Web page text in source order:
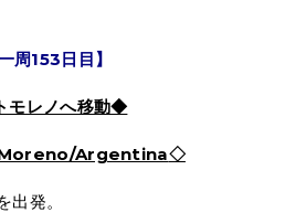
周153日目】
モレノへ移動◆
Argentina◇
発。